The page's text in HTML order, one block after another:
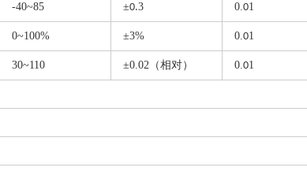
-40~85 ±0.3 0.01
0~100% ±3% 0.01
30~110 ±0.02（相对） 0.01